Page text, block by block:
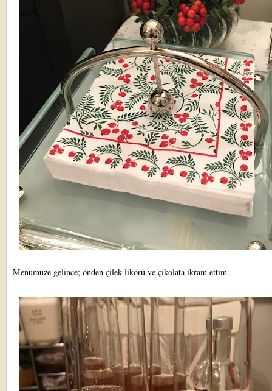
Menumüze gelince; önden çilek likörü ve çikolata ikram ettim.